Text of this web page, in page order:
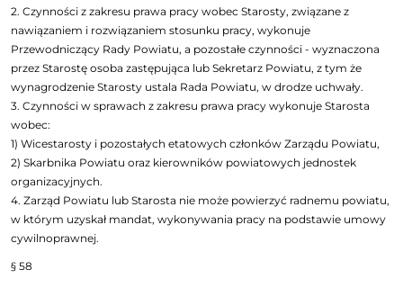
2. Czynności z zakresu prawa pracy wobec Starosty, związane z
nawiązaniem i rozwiązaniem stosunku pracy, wykonuje
Przewodniczący Rady Powiatu, a pozostałe czynności - wyznaczona
przez Starostę osoba zastępująca lub Sekretarz Powiatu, z tym że
wynagrodzenie Starosty ustala Rada Powiatu, w drodze uchwały.
3. Czynności w sprawach z zakresu prawa pracy wykonuje Starosta
wobec:
1) Wicestarosty i pozostałych etatowych członków Zarządu Powiatu,
2) Skarbnika Powiatu oraz kierowników powiatowych jednostek
organizacyjnych.
4. Zarząd Powiatu lub Starosta nie może powierzyć radnemu powiatu,
w którym uzyskał mandat, wykonywania pracy na podstawie umowy
cywilnoprawnej.
§ 58